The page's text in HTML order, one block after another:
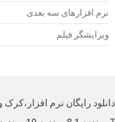
افزارهای سه بعدی
فیلم
رایگان نرم افزار،کرک و